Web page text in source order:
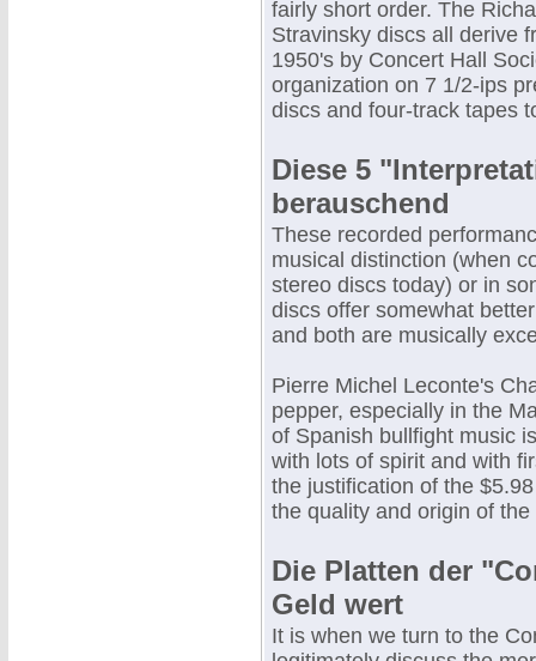
fairly short order. The
Stravinsky discs all derive
1950's by Concert Hall
organization on 7 1/2-ips
discs and four-track tapes
Diese 5
berauschend
These recorded
musical distinction (when
stereo discs today) or in
discs offer somewhat
and both are musically
Pierre Michel Leconte's
pepper, especially in the
of Spanish bullfight music
with lots of spirit and with
the justification of the
the quality and origin of
Die Platten der
Geld wert
It is when we turn to the